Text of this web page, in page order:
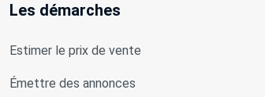
Les démarches
Estimer le prix de vente
Émettre des annonces